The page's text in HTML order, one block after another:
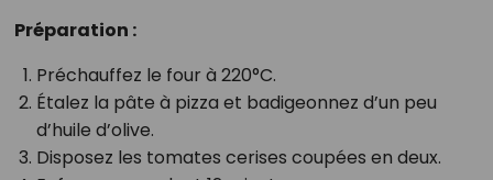
Préparation :
Préchauffez le four à 220°C.
Étalez la pâte à pizza et badigeonnez d’un peu
d’huile d’olive.
Disposez les tomates cerises coupées en deux.